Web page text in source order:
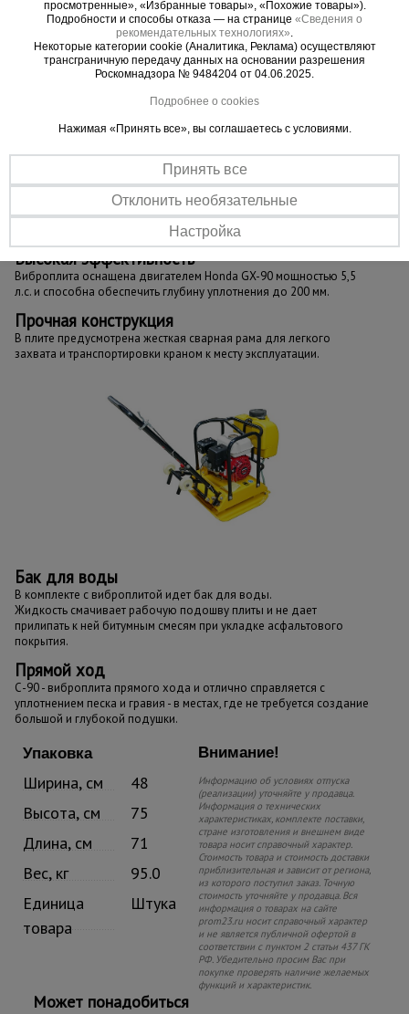
Важно!
Проверяйте уровень масла перед каждым
использованием - недостаточное количество или
его отсутствие может привести к
Важные преимущества –
эффективная работа
Высокая эффективность
Виброплита оснащена двигателем Honda GX-90 мощностью 5,5
л.с. и способна обеспечить глубину уплотнения до 200 мм.
Прочная конструкция
В плите предусмотрена жесткая сварная рама для легкого
захвата и транспортировки краном к месту эксплуатации.
Бак для воды
В комплекте с виброплитой идет бак для воды.
Жидкость смачивает рабочую подошву плиты и не дает
прилипать к ней битумным смесям при укладке асфальтового
покрытия.
Прямой ход
С-90 - виброплита прямого хода и отлично справляется с
уплотнением песка и гравия - в местах, где не требуется создание
большой и глубокой подушки.
Упаковка
Ширина, см
48
Высота, см
75
Длина, см
71
Вес, кг
95.0
Единица
товара
Штука
Внимание!
Информацию об условиях отпуска
(реализации) уточняйте у продавца.
Информация о технических
характеристиках, комплекте поставки,
стране изготовления и внешнем виде
товара носит справочный характер.
Стоимость товара и стоимость доставки
приблизительная и зависит от региона,
из которого поступил заказ. Точную
стоимость уточняйте у продавца. Вся
информация о товарах на сайте
prom23.ru носит справочный характер
и не является публичной офертой в
соответствии с пунктом 2 статьи 437 ГК
РФ. Убедительно просим Вас при
покупке проверять наличие желаемых
функций и характеристик.
Может понадобиться
просмотренные», «Избранные товары», «Похожие товары»).
Подробности и способы отказа — на странице «Сведения о
рекомендательных технологиях».
Некоторые категории cookie (Аналитика, Реклама) осуществляют
трансграничную передачу данных на основании разрешения
Роскомнадзора № 9484204 от 04.06.2025.
Подробнее о cookies
Нажимая «Принять все», вы соглашаетесь с условиями.
Принять все
Отклонить необязательные
Настройка